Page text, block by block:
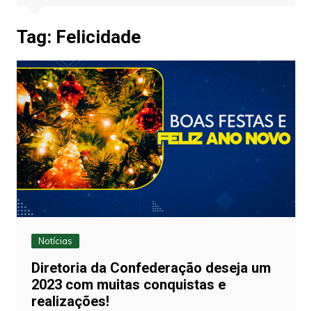
Tag: Felicidade
Notícias
Diretoria da Confederação deseja um
2023 com muitas conquistas e
realizações!